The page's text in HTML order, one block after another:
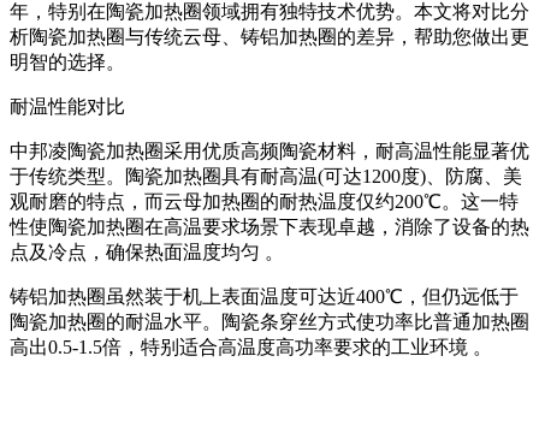
年，特别在陶瓷加热圈领域拥有独特技术优势。本文将对比分
析陶瓷加热圈与传统云母、铸铝加热圈的差异，帮助您做出更
明智的选择。
耐温性能对比
中邦凌陶瓷加热圈采用优质高频陶瓷材料，耐高温性能显著优
于传统类型。陶瓷加热圈具有耐高温(可达1200度) 、防腐、美
观耐磨的特点 ，而云母加热圈的耐热温度仅约200℃。这一特
性使陶瓷加热圈在高温要求场景下表现卓越，消除了设备的热
点及冷点，确保热面温度均匀 。
铸铝加热圈虽然装于机上表面温度可达近400℃ ，但仍远低于
陶瓷加热圈的耐温水平。陶瓷条穿丝方式使功率比普通加热圈
高出0.5-1.5倍，特别适合高温度高功率要求的工业环境 。